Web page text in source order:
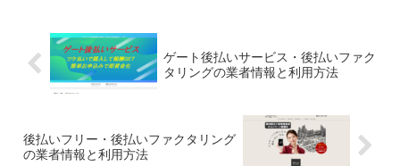
ゲート後払いサービス・後払いファク
タリングの業者情報と利用方法
後払いフリー・後払いファクタリング
の業者情報と利用方法